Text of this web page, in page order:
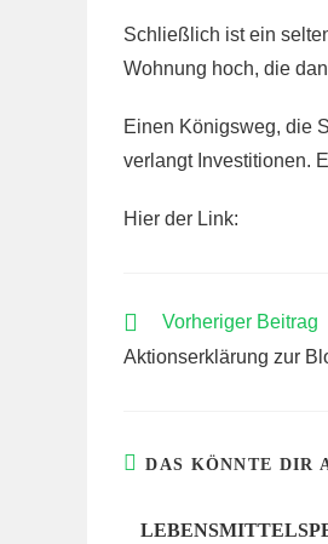
Schließlich ist ein
Wohnung hoch, die
Einen Königsweg, die
verlangt Investitionen.
Hier der Link:
WEITERE
ANSEHEN
Vorheriger Beitrag
Aktionserklärung zur
DAS KÖNNTE DIR